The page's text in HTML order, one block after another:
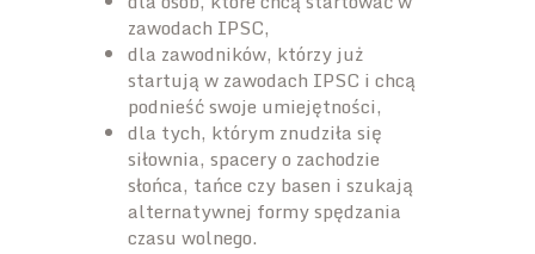
zawodach IPSC,
dla zawodników, którzy już
startują w zawodach IPSC i chcą
podnieść swoje umiejętności,
dla tych, którym znudziła się
siłownia, spacery o zachodzie
słońca, tańce czy basen i szukają
alternatywnej formy spędzania
czasu wolnego.